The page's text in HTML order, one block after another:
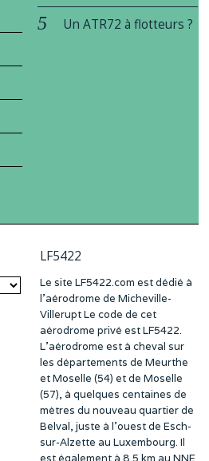
Un ATR72 à flotteurs ?
LF5422
Le site LF5422.com est dédié à
l’aérodrome de Micheville-
Villerupt Le code de cet
aérodrome privé est LF5422.
L’aérodrome est à cheval sur
les départements de Meurthe
et Moselle (54) et de Moselle
(57), à quelques centaines de
mètres du nouveau quartier de
Belval, juste à l’ouest de Esch-
sur-Alzette au Luxembourg. Il
est également à 8,5 km au NNE